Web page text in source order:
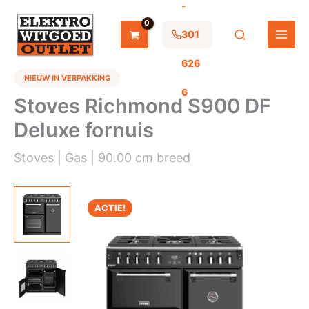
inhoud
-
301
626
6
NIEUW IN VERPAKKING
Stoves Richmond S900 DF
Deluxe fornuis
Stoves | Gas | 90.00 cm breed
ACTIE!